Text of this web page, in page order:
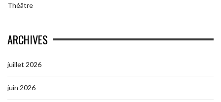
Théâtre
ARCHIVES
juillet 2026
juin 2026